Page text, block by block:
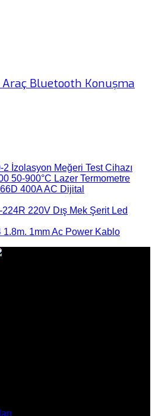
Bluetooth Konuşma
İzolasyon Meğeri Test Cihazı
50-900°C Lazer Termometre
400A AC Dijital
220V Dış Mek Şerit Led
1.8m. 1mm Ac Power Kablo